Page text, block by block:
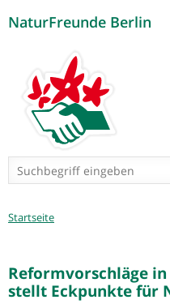
NaturFreunde Berlin
Suchformular
Sie
Startseite
Reformvorschläge
stellt Eckpunkte für